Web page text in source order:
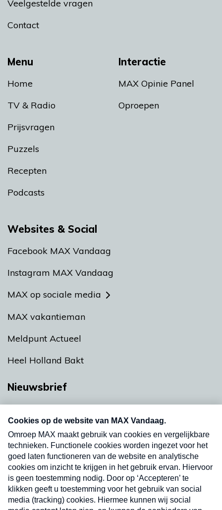
Menu
Home
TV & Radio
Prijsvragen
Puzzels
Recepten
Podcasts
Interactie
MAX Opinie Panel
Oproepen
Veelgestelde vragen
Contact
Websites & Social
Facebook MAX Vandaag
Instagram MAX Vandaag
MAX op sociale media
MAX vakantieman
Meldpunt Actueel
Heel Holland Bakt
Nieuwsbrief
nieuwsbrief. Elke vrijdag- en dinsdagochtend in
uw mailbox.
Verzend